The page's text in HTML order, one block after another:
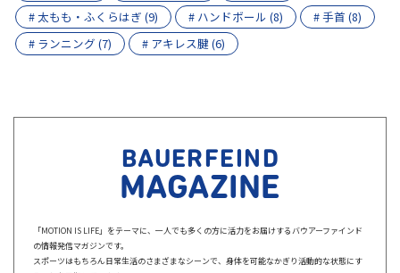
# 太もも・ふくらはぎ (9)
# ハンドボール (8)
# 手首 (8)
# ランニング (7)
# アキレス腱 (6)
BAUERFEIND
MAGAZINE
「MOTION IS LIFE」をテーマに、一人でも多くの方に活力をお届けするバウアーファインド
の情報発信マガジンです。
スポーツはもちろん日常生活のさまざまなシーンで、身体を可能なかぎり活動的な状態にす